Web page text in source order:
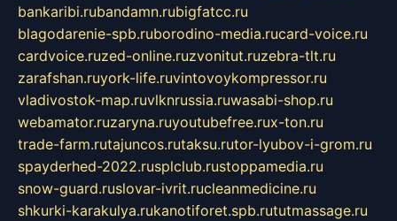
bankaribi.rubandamn.rubigfatcc.ru
blagodarenie-spb.ruborodino-media.rucard-voice.ru
cardvoice.ruzed-online.ruzvonitut.ruzebra-tlt.ru
zarafshan.ruyork-life.ruvintovoykompressor.ru
vladivostok-map.ruvlknrussia.ruwasabi-shop.ru
webamator.ruzaryna.ruyoutubefree.rux-ton.ru
trade-farm.rutajuncos.rutaksu.rutor-lyubov-i-grom.ru
spayderhed-2022.rusplclub.rustoppamedia.ru
snow-guard.ruslovar-ivrit.rucleanmedicine.ru
shkurki-karakulya.rukanotiforet.spb.rututmassage.ru